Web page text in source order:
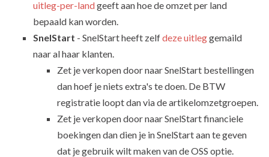
uitleg-per-landgeeft aan hoe de omzet per land
bepaald kan worden.
SnelStart - SnelStart heeft zelfdeze uitleggemaild
naar al haar klanten.
Zet je verkopen door naar SnelStart bestellingen
dan hoef je niets extra's te doen. De BTW
registratie loopt dan via de artikelomzetgroepen.
Zet je verkopen door naar SnelStart financiele
boekingen dan dien je in SnelStart aan te geven
dat je gebruik wilt maken van de OSS optie.